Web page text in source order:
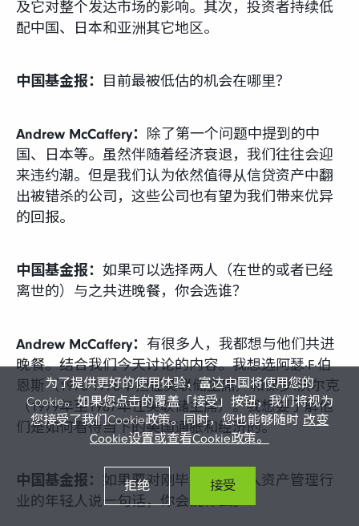
为了提供更好的使用体验，富达中国将使用您的
Cookie。如果您点击的覆盖「接受」按钮，我们将视为
您接受了我们Cookie政策。同时，您也能够随时 改变
Cookie设置或查看Cookie政策。
拒绝 接受
及它对整个发达市场的影响。其次，投资者持续低
配中国、日本和亚洲其它地区。
中国基金报： 目前最被低估的机会在哪里？
Andrew McCaffery： 除了第一个问题中提到的中
国、日本等。虽然伴随着经济衰退，我们往往会迎
来违约潮。但是我们认为依然值得从信贷资产中翻
出被错杀的公司，这些公司也有望为我们带来优异
的回报。
中国基金报： 如果可以选择两人（在世的或者已经
离世的）与之共进晚餐，你会选谁？
Andrew McCaffery： 有很多人，我都想与他们共进
晚餐。结合我们今天讨论的内容。我想选阿瑟·F·伯
恩斯（1970-1978年担任美联储主席）和保罗.沃尔克
（1979年至1987年任美联储主席）。我想要了解他
们是如何看待当下的美国通胀和经济的。
中国基金报： 如果要对刚毕业希望进入资产管理行
业的年轻人说一句话，你会说什么。